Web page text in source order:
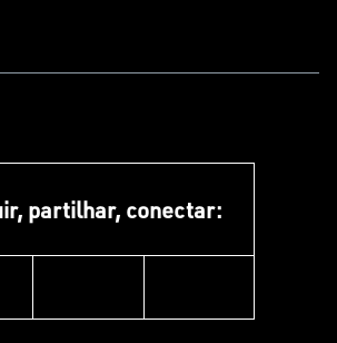
partilhar, conectar: